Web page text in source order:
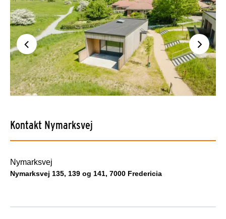
Kontakt Nymarksvej
Nymarksvej
Nymarksvej 135, 139 og 141, 7000 Fredericia